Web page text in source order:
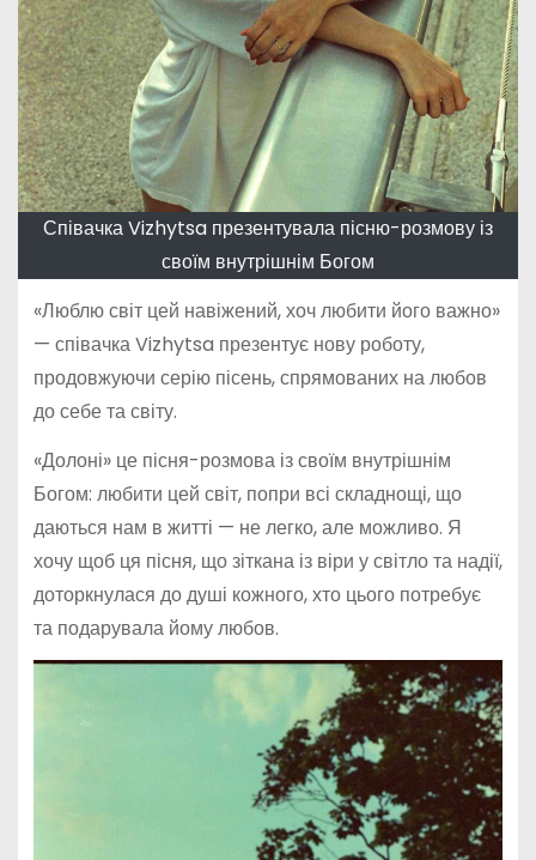
Співачка Vizhytsa презентувала пісню-розмову із
своїм внутрішнім Богом
«Люблю світ цей навіжений, хоч любити його важно»
— співачка Vizhytsa презентує нову роботу,
продовжуючи серію пісень, спрямованих на любов
до себе та світу.
«Долоні» це пісня-розмова із своїм внутрішнім
Богом: любити цей світ, попри всі складнощі, що
даються нам в житті — не легко, але можливо. Я
хочу щоб ця пісня, що зіткана із віри у світло та надії,
доторкнулася до душі кожного, хто цього потребує
та подарувала йому любов.